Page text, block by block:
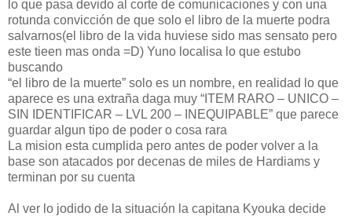
lo que pasa devido al corte de comunicaciones y con una
rotunda convicción de que solo el libro de la muerte podra
salvarnos(el libro de la vida huviese sido mas sensato pero
este tieen mas onda =D) Yuno localisa lo que estubo
buscando
“el libro de la muerte” solo es un nombre, en realidad lo que
aparece es una extraña daga muy “ITEM RARO – UNICO –
SIN IDENTIFICAR – LVL 200 – INEQUIPABLE” que parece
guardar algun tipo de poder o cosa rara
La mision esta cumplida pero antes de poder volver a la
base son atacados por decenas de miles de Hardiams y
terminan por su cuenta
Al ver lo jodido de la situación la capitana Kyouka decide